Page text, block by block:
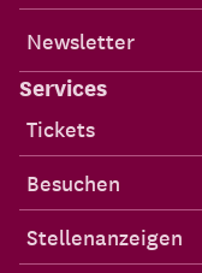
Newsletter
Services
Tickets
Besuchen
Stellenanzeigen